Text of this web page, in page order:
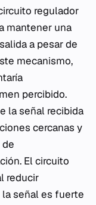
regulador
mantener una
a pesar de
mecanismo,
percibido.
la señal recibida
cercanas y
El circuito
reducir
señal es fuerte